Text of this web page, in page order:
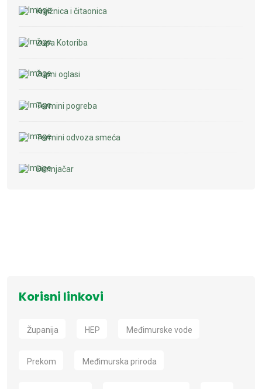
Knjižnica i čitaonica
Župa Kotoriba
Župni oglasi
Termini pogreba
Termini odvoza smeća
Dimnjačar
Korisni linkovi
Županija HEP Međimurske vode
Prekom Međimurska priroda